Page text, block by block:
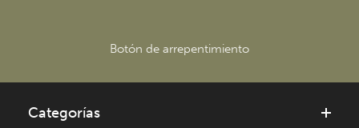
Botón de arrepentimiento
Categorías